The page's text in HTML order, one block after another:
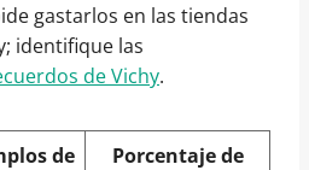
gastarlos en las tiendas
identifique las
de Vichy.
de
Porcentaje de